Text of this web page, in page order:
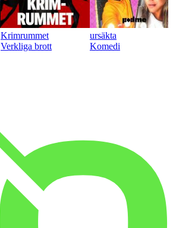
Krimrummet
Verkliga brott
ursäkta
Komedi